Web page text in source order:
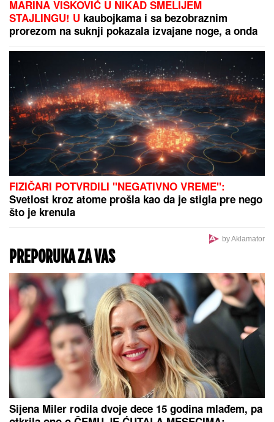
problem u gaćama
Detonacija na Malom Kalemegdanu!
Crvena zvezda dovela brutalno
pojačanje
Vic dana: Švaba na proputovanju kroz Srbiju
doživeo saobraćajku u blizini Pirota...
MARINA VISKOVIĆ U NIKAD SMELIJEM